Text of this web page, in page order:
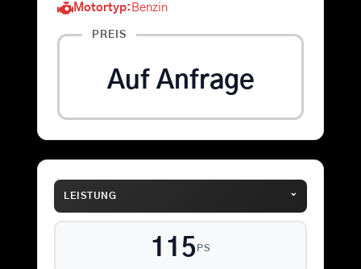
Motortyp: Benzin
PREIS
Auf Anfrage
LEISTUNG ⌄
115 PS